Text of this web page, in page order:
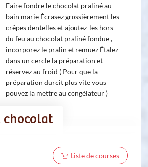
Faire fondre le chocolat praliné au
bain marie Écrasez grossièrement les
crêpes dentelles et ajoutez-les hors
du feu au chocolat praliné fondue ,
incorporez le pralin et remuez Étalez
dans un cercle la préparation et
réservez au froid ( Pour que la
préparation durcit plus vite vous
pouvez la mettre au congélateur )
chocolat
Liste de courses